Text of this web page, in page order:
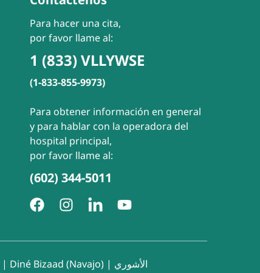
Para hacer una cita,
por favor llame al:
1 (833) VLLYWSE
(1-833-855-9973)
Para obtener información en general
y para hablar con la operadora del
hospital principal,
por favor llame al:
(602) 344-5011
| Diné Bizaad (Navajo) | الأشوري